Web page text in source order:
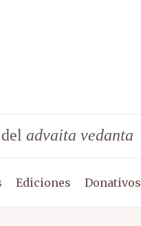
advaita vedanta
Ediciones Donativos